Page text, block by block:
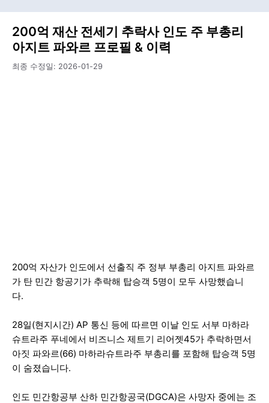
200억 재산 전세기 추락사 인도 주 부총리
아지트 파와르 프로필 & 이력
최종 수정일: 2026-01-29
200억 자산가 인도에서 선출직 주 정부 부총리 아지트 파와르
가 탄 민간 항공기가 추락해 탑승객 5명이 모두 사망했습니
다.
28일(현지시간) AP 통신 등에 따르면 이날 인도 서부 마하라
슈트라주 푸네에서 비즈니스 제트기 리어젯45가 추락하면서
아짓 파와르(66) 마하라슈트라주 부총리를 포함해 탑승객 5명
이 숨졌습니다.
인도 민간항공부 산하 민간항공국(DGCA)은 사망자 중에는 조